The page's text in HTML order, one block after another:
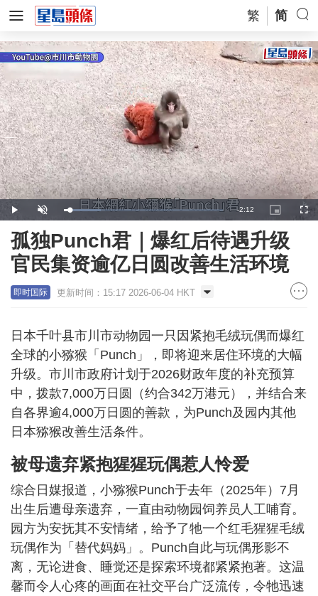
繁 简
Play Unmute Loaded:
23.40%
Remaining
Time
-2:12
Picture-
in-
孤独Punch君｜爆红后待遇升级
官民集资逾亿日圆改善生活环境
即时国际 更新时间：15:17 2026-06-04 HKT
日本千叶县市川市动物园一只因紧抱毛绒玩偶而爆红
全球的小猕猴「Punch」，即将迎来居住环境的大幅
升级。市川市政府计划于2026财政年度的补充预算
中，拨款7,000万日圆（约合342万港元），并结合来
自各界逾4,000万日圆的善款，为Punch及园内其他
日本猕猴改善生活条件。
被母遗弃紧抱猩猩玩偶惹人怜爱
综合日媒报道，小猕猴Punch于去年（2025年）7月
出生后遭母亲遗弃，一直由动物园饲养员人工哺育。
园方为安抚其不安情绪，给予了牠一个红毛猩猩毛绒
玩偶作为「替代妈妈」。Punch自此与玩偶形影不
离，无论进食、睡觉还是探索环境都紧紧抱著。这温
馨而令人心疼的画面在社交平台广泛流传，令牠迅速